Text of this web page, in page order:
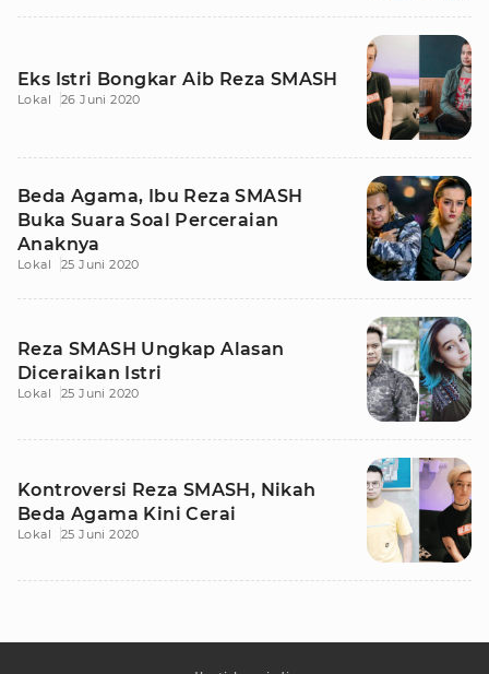
Eks Istri Bongkar Aib Reza SMASH
Lokal 26 Juni 2020
Beda Agama, Ibu Reza SMASH
Buka Suara Soal Perceraian
Anaknya
Lokal 25 Juni 2020
Reza SMASH Ungkap Alasan
Diceraikan Istri
Lokal 25 Juni 2020
Kontroversi Reza SMASH, Nikah
Beda Agama Kini Cerai
Lokal 25 Juni 2020